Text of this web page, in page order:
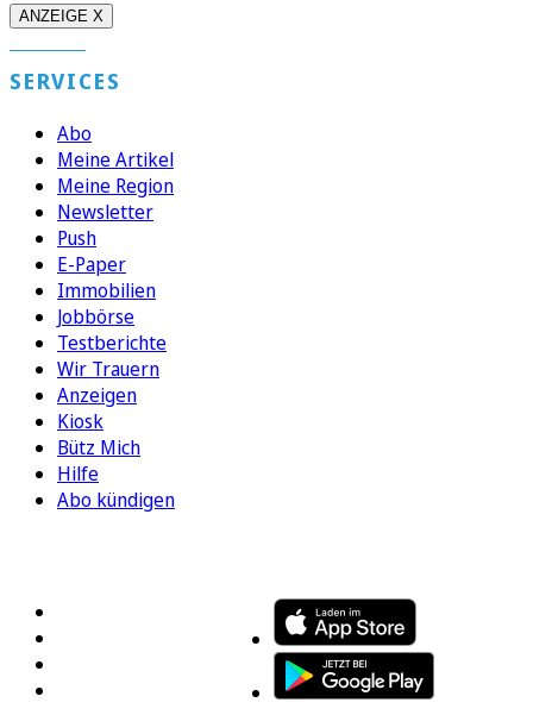
ANZEIGE X
SERVICES
Abo
Meine Artikel
Meine Region
Newsletter
Push
E-Paper
Immobilien
Jobbörse
Testberichte
Wir Trauern
Anzeigen
Kiosk
Bütz Mich
Hilfe
Abo kündigen